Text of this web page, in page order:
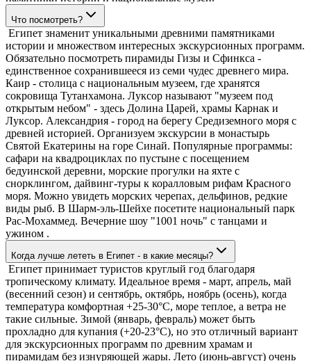
Что посмотреть?
Египет знаменит уникальными древними памятниками
истории и множеством интересных экскурсионных программ.
Обязательно посмотреть пирамиды Гизы и Сфинкса -
единственное сохранившееся из семи чудес древнего мира.
Каир - столица с национальным музеем, где хранятся
сокровища Тутанхамона. Луксор называют "музеем под
открытым небом" - здесь Долина Царей, храмы Карнак и
Луксор. Александрия - город на берегу Средиземного моря с
древней историей. Организуем экскурсии в монастырь
Святой Екатерины на горе Синай. Популярные программы:
сафари на квадроциклах по пустыне с посещением
бедуинской деревни, морские прогулки на яхте с
снорклингом, дайвинг-туры к коралловым рифам Красного
моря. Можно увидеть морских черепах, дельфинов, редкие
виды рыб. В Шарм-эль-Шейхе посетите национальный парк
Рас-Мохаммед. Вечерние шоу "1001 ночь" с танцами и
ужином .
Когда лучше лететь в Египет - в какие месяцы?
Египет принимает туристов круглый год благодаря
тропическому климату. Идеальное время - март, апрель, май
(весенний сезон) и сентябрь, октябрь, ноябрь (осень), когда
температура комфортная +25-30°C, море теплое, а ветра не
такие сильные. Зимой (январь, февраль) может быть
прохладно для купания (+20-23°C), но это отличный вариант
для экскурсионных программ по древним храмам и
пирамидам без изнуряющей жары. Лето (июнь-август) очень